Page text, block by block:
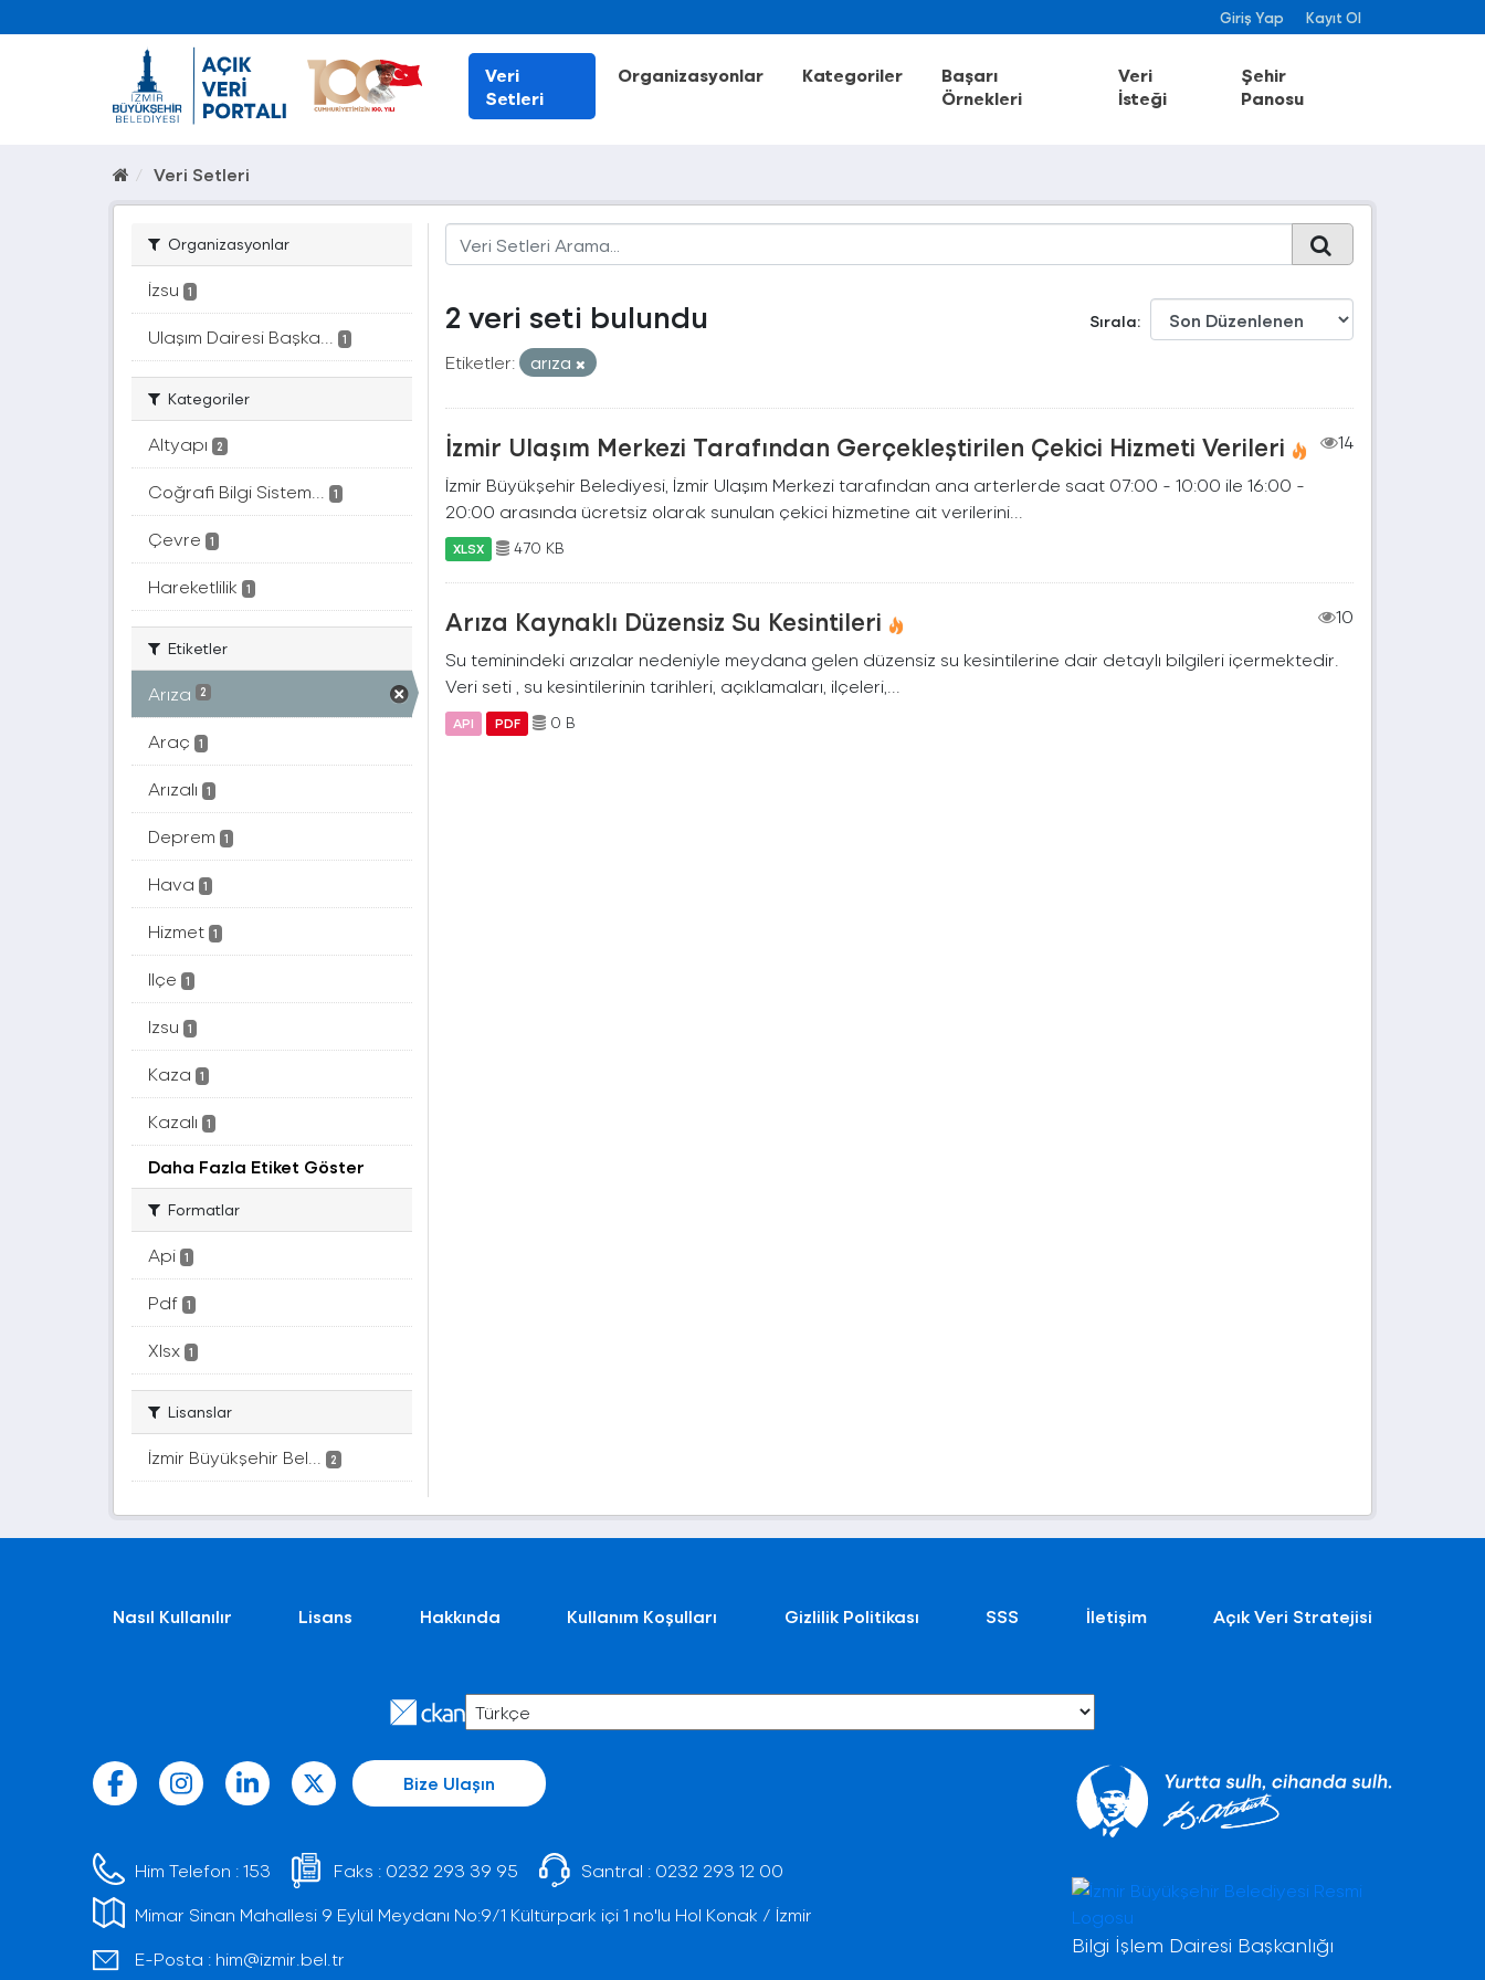
Giriş Yap Kayıt Ol
Veri
Setleri
Organizasyonlar Kategoriler
Başarı
Örnekleri
Veri
İsteği
Şehir
Panosu
Veri Setleri
Organizasyonlar
İzsu 1
Ulaşım Dairesi Başka... 1
Kategoriler
Altyapı 2
Coğrafi Bilgi Sistem... 1
Çevre 1
Hareketlilik 1
Etiketler
Arıza 2
Araç 1
Arızalı 1
Deprem 1
Hava 1
Hizmet 1
Ilçe 1
Izsu 1
Kaza 1
Kazalı 1
Daha Fazla Etiket Göster
Formatlar
Api 1
Pdf 1
Xlsx 1
Lisanslar
İzmir Büyükşehir Bel... 2
Sırala
2 veri seti bulundu
Etiketler: arıza
İzmir Ulaşım Merkezi Tarafından Gerçekleştirilen Çekici Hizmeti Verileri
14
İzmir Büyükşehir Belediyesi, İzmir Ulaşım Merkezi tarafından ana arterlerde saat 07:00 - 10:00 ile 16:00 -
20:00 arasında ücretsiz olarak sunulan çekici hizmetine ait verilerini...
XLSX 470 KB
Arıza Kaynaklı Düzensiz Su Kesintileri
10
Su teminindeki arızalar nedeniyle meydana gelen düzensiz su kesintilerine dair detaylı bilgileri içermektedir.
Veri seti , su kesintilerinin tarihleri, açıklamaları, ilçeleri,...
API PDF 0 B
Nasıl Kullanılır Lisans Hakkında Kullanım Koşulları Gizlilik Politikası SSS İletişim Açık Veri Stratejisi
Bize Ulaşın
Him Telefon :153 Faks : 0232 293 39 95 Santral : 0232 293 12 00
Mimar Sinan Mahallesi 9 Eylül Meydanı No:9/1 Kültürpark içi 1 no'lu Hol Konak / İzmir
E-Posta : him@izmir.bel.tr
Bilgi İşlem Dairesi Başkanlığı